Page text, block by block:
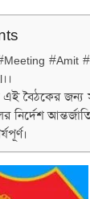
#Amit
এই বৈঠকের
নির্দেশ